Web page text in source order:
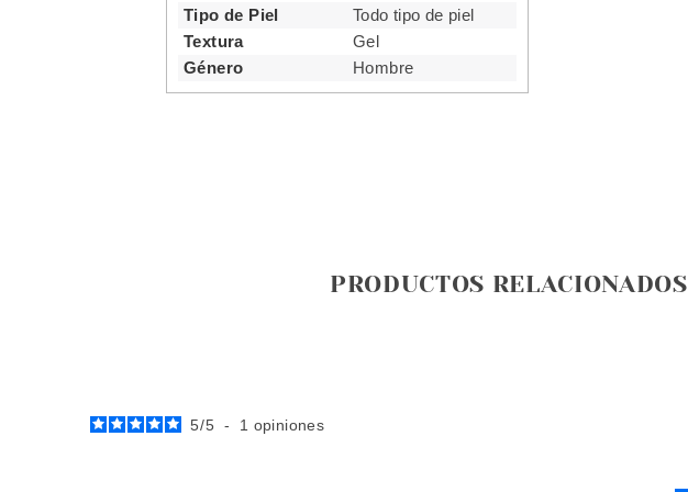
Tipo de Piel
Todo tipo de piel
Textura
Gel
Género
Hombre
PRODUCTOS RELACIONADOS
5/5 - 1 opiniones